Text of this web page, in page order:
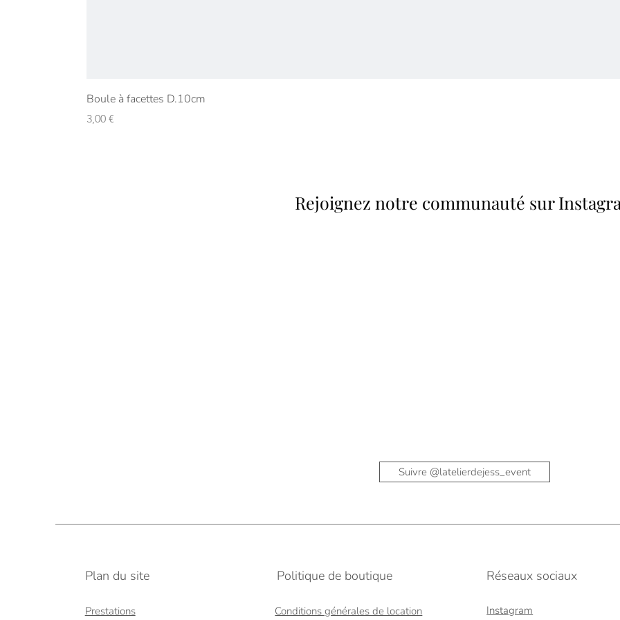
Boule à facettes D.10cm
Prix
3,00 €
Rejoignez notre communauté sur
Suivre @latelierdejess_event
Plan du site
Prestations
Politique de boutique
Conditions générales de location
Réseaux sociaux
Instagram